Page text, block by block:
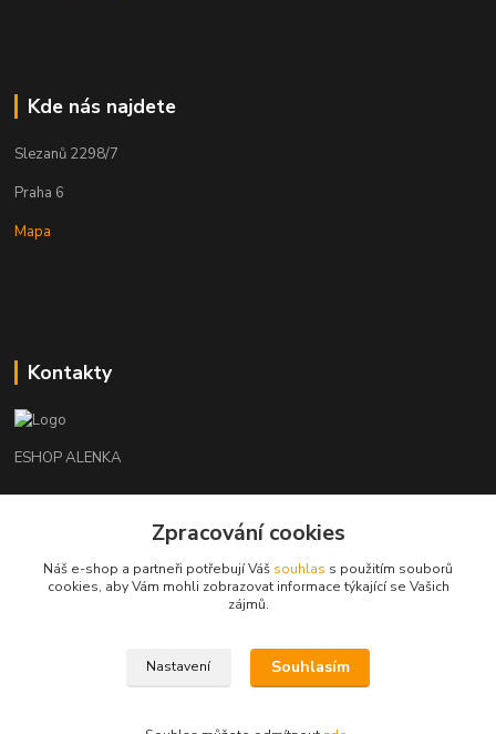
Kde nás najdete
Slezanů 2298/7
Praha 6
Mapa
Kontakty
ESHOP ALENKA
+420602541312
orechovka@inmes.cz
Zpracování cookies
Náš e-shop a partneři potřebují Váš souhlas s použitím souborů
cookies, aby Vám mohli zobrazovat informace týkající se Vašich
zájmů.
Nastavení Souhlasím